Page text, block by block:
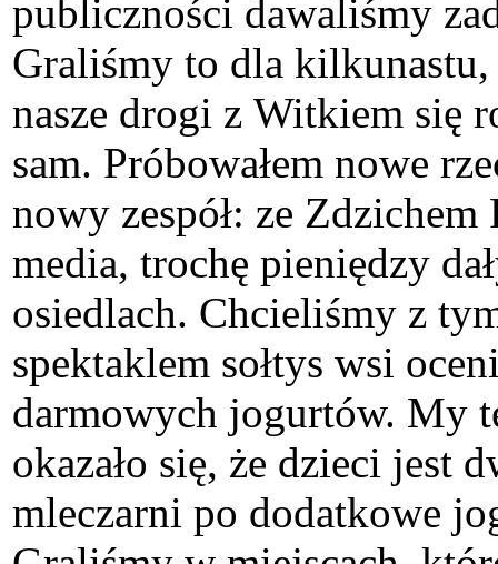
publiczności dawaliśmy
Graliśmy to dla
nasze drogi z Witkiem się
sam. Próbowałem nowe
nowy zespół: ze
media, trochę pieniędzy
osiedlach. Chcieliśmy z
spektaklem sołtys wsi
darmowych jogurtów. My
okazało się, że dzieci jest
mleczarni po dodatkowe